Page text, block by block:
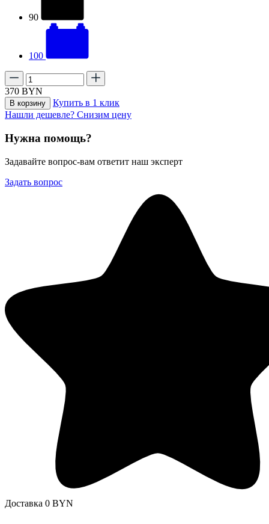
90
100
370 BYN
В корзину
Купить в 1 клик
Нашли дешевле? Снизим цену
Нужна помощь?
Задавайте вопрос-вам ответит наш эксперт
Задать вопрос
Доставка 0 BYN